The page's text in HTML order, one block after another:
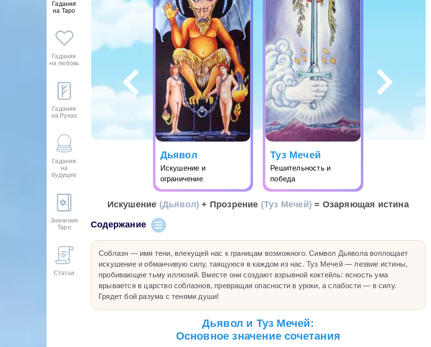
Гадания
на Таро
Гадания
на любовь
Гадания
на Рунах
Гадания
на
будущее
Значения
Таро
Статьи
Дьявол
Искушение и
ограничение
Туз Мечей
Решительность и
победа
Искушение (Дьявол) + Прозрение (Туз Мечей) = Озаряющая истина
Содержание
Соблазн — имя тени, влекущей нас к границам возможного. Символ Дьявола воплощает
искушение и обманчивую силу, таящуюся в каждом из нас. Туз Мечей — лезвие истины,
пробивающее тьму иллюзий. Вместе они создают взрывной коктейль: ясность ума
врывается в царство соблазнов, превращая опасности в уроки, а слабости — в силу.
Грядет бой разума с тенями души!
Дьявол и Туз Мечей:
Основное значение сочетания